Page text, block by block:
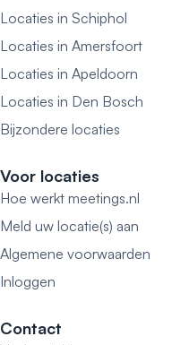
Locaties in Schiphol
Locaties in Amersfoort
Locaties in Apeldoorn
Locaties in Den Bosch
Bijzondere locaties
Voor locaties
Hoe werkt meetings.nl
Meld uw locatie(s) aan
Algemene voorwaarden
Inloggen
Contact